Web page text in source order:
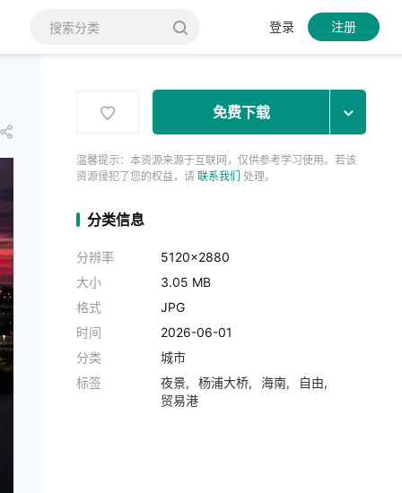
登录 注册
免费下载
温馨提示：本资源来源于互联网，仅供参考学习使用。若该
资源侵犯了您的权益，请联系我们 处理。
分类信息
分辨率
5120x2880
大小
3.05 MB
格式
JPG
时间
2026-06-01
分类
城市
标签
夜景 杨浦大桥 海南
自由
贸易港